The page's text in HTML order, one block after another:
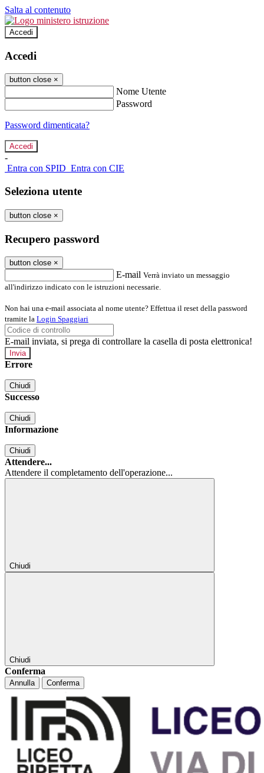
Salta al contenuto
Accedi
Accedi
button close ×
Nome Utente
Password
Password dimenticata?
-
Entra con SPID Entra con CIE
Seleziona utente
button close ×
Recupero password
button close ×
E-mail Verrà inviato un messaggio
all'indirizzo indicato con le istruzioni necessarie.
Non hai una e-mail associata al nome utente? Effettua il reset della password
tramite la Login Spaggiari
E-mail inviata, si prega di controllare la casella di posta elettronica!
Errore
Chiudi
Successo
Chiudi
Informazione
Chiudi
Attendere...
Attendere il completamento dell'operazione...
Chiudi
Chiudi
Conferma
Annulla Conferma